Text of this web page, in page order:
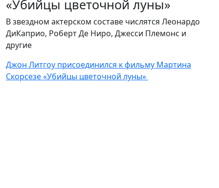
«Убийцы цветочной луны»
В звездном актерском составе числятся Леонардо
ДиКаприо, Роберт Де Ниро, Джесси Племонс и
другие
Джон Литгоу присоединился к фильму Мартина
Скорсезе «Убийцы цветочной луны»